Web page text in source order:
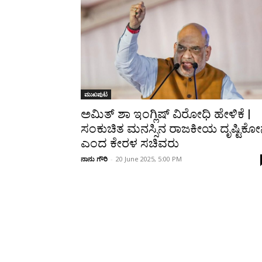
ಮುಖಪುಟ
ಅಮಿತ್ ಶಾ ಇಂಗ್ಲಿಷ್ ವಿರೋಧಿ ಹೇಳಿಕೆ |
ಸಂಕುಚಿತ ಮನಸ್ಸಿನ ರಾಜಕೀಯ
ಎಂದ ಕೇರಳ ಸಚಿವರು
ನಾನು ಗೌರಿ - 20 June 2025, 5:00 PM